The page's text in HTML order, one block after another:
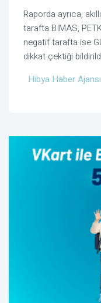
Raporda ayrıca,
tarafta BIMAS,
negatif tarafta ise
dikkat çektiği
Hibya Haber Ajansı